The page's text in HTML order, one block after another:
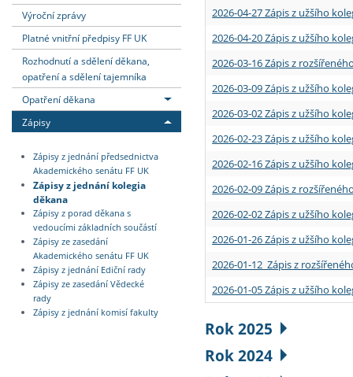
Absolventi fakulty
Vyjíždějící zaměstnanci
Výroční zprávy
Platné vnitřní předpisy FF UK
Rozhodnutí a sdělení děkana,
opatření a sdělení tajemníka
Opatření děkana
Zápisy
Zápisy z jednání předsednictva
Akademického senátu FF UK
Zápisy z jednání kolegia
děkana
Zápisy z porad děkana s
vedoucími základních součástí
Zápisy ze zasedání
Akademického senátu FF UK
Zápisy z jednání Ediční rady
Zápisy ze zasedání Vědecké
rady
Zápisy z jednání komisí fakulty
2026-04-27 Zápis z užšího
2026-04-20 Zápis z užšího
2026-03-16 Zápis z
2026-03-09 Zápis z užšího
2026-03-02 Zápis z užšího
2026-02-23 Zápis z užšího
2026-02-16 Zápis z užšího
2026-02-09 Zápis z
2026-02-02 Zápis z užšího
2026-01-26 Zápis z užšího
2026-01-12 Zápis z
2026-01-05 Zápis z užšího
Rok 2025
Rok 2024